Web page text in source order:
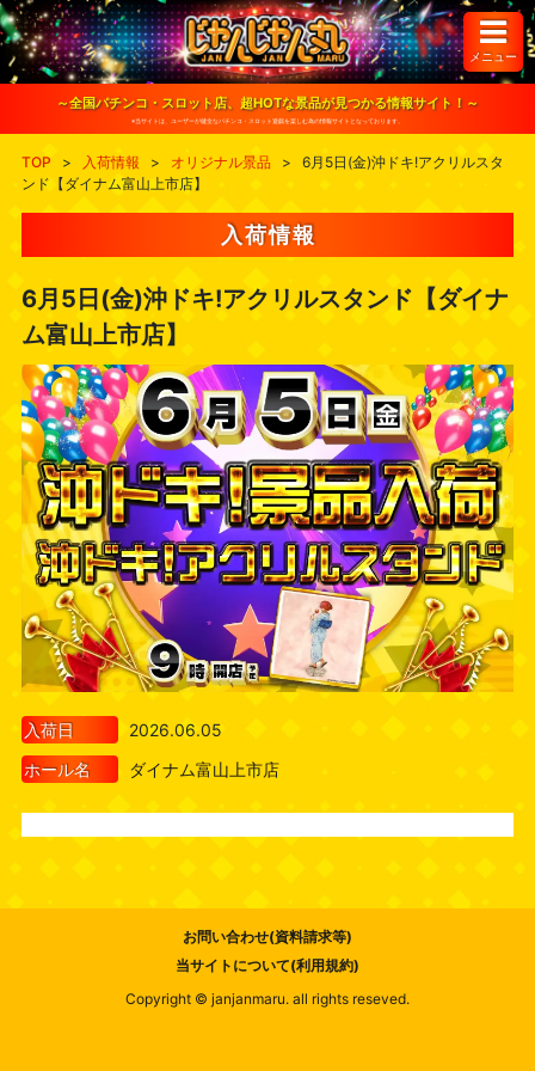
S
k
i
o
メニュー
～全国パチンコ・スロット店、超HOTな景品が見つかる情報サイト！～
※当サイトは、ユーザーが健全なパチンコ・スロット遊戯を楽しむ為の情報サイトとなっております。
TOP > 入荷情報 > オリジナル景品 >
6月5日(金)沖ドキ!アクリルスタ
ンド【ダイナム富山上市店】
入荷情報
6月5日(金)沖ドキ!アクリルスタンド【ダイナ
ム富山上市店】
入荷日
2026.06.05
ホール名
ダイナム富山上市店
お問い合わせ(資料請求等)
当サイトについて(利用規約)
Copyright © janjanmaru. all rights reseved.